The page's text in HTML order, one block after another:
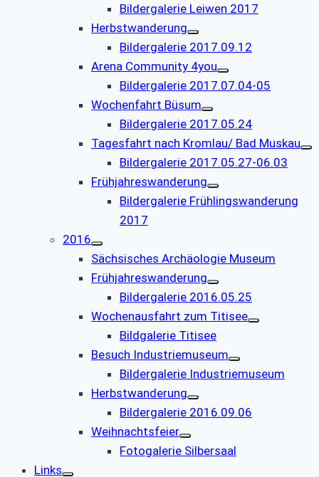
Bildergalerie Leiwen 2017
Herbstwanderung
Bildergalerie 2017.09.12
Arena Community 4you
Bildergalerie 2017.07.04-05
Wochenfahrt Büsum
Bildergalerie 2017.05.24
Tagesfahrt nach Kromlau/ Bad Muskau
Bildergalerie 2017.05.27-06.03
Frühjahreswanderung
Bildergalerie Frühlingswanderung
2017
2016
Sächsisches Archäologie Museum
Frühjahreswanderung
Bildergalerie 2016.05.25
Wochenausfahrt zum Titisee
Bildgalerie Titisee
Besuch Industriemuseum
Bildergalerie Industriemuseum
Herbstwanderung
Bildergalerie 2016.09.06
Weihnachtsfeier
Fotogalerie Silbersaal
Links